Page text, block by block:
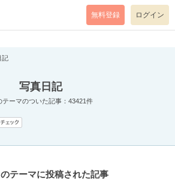
code=0 mode=return level=notice
無料登録 ログイン
記
写真日記
テーマのついた記事：43421件
テーマに投稿された記事